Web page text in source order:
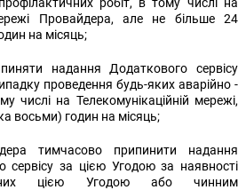
Провайдера, але не більше 24
на місяць;
надання Додаткового сервісу
проведення будь-яких аварійно -
числі на Телекомунікаційній мережі,
восьми) годин на місяць;
тимчасово припинити надання
сервісу за цією Угодою за наявності
цією Угодою або чинним